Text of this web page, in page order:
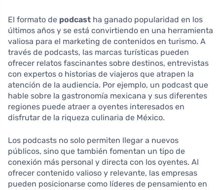
El formato de podcast ha ganado popularidad en los
últimos años y se está convirtiendo en una herramienta
valiosa para el marketing de contenidos en turismo. A
través de podcasts, las marcas turísticas pueden
ofrecer relatos fascinantes sobre destinos, entrevistas
con expertos o historias de viajeros que atrapen la
atención de la audiencia. Por ejemplo, un podcast que
hable sobre la gastronomía mexicana y sus diferentes
regiones puede atraer a oyentes interesados en
disfrutar de la riqueza culinaria de México.
Los podcasts no solo permiten llegar a nuevos
públicos, sino que también fomentan un tipo de
conexión más personal y directa con los oyentes. Al
ofrecer contenido valioso y relevante, las empresas
pueden posicionarse como líderes de pensamiento en